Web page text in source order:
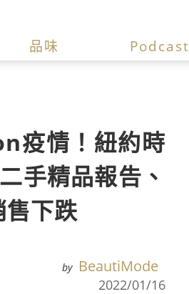
品味 Podcast
疫情！紐約時
手精品報告、
下跌
by BeautiMode
2022/01/16